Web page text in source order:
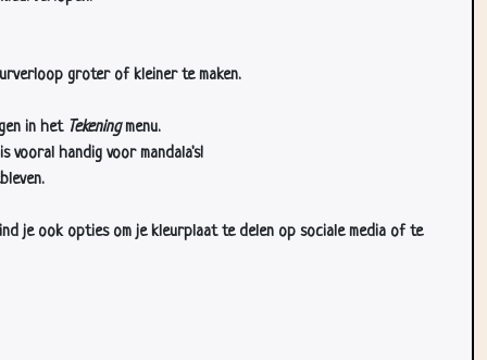
groter of kleiner te maken.
in het Tekeningmenu.
vooral handig voor mandala's!
je ook opties om je kleurplaat te delen op sociale media of te